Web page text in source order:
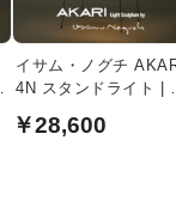
イサム・ノグチ
4N スタンドライト |
品】
￥28,600